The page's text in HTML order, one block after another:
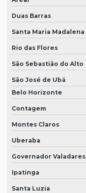
Duas Barras
Santa Maria Madalena
Rio das Flores
São Sebastião do Alto
São José de Ubá
Belo Horizonte
Contagem
Montes Claros
Uberaba
Governador Valadares
Ipatinga
Santa Luzia